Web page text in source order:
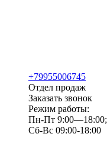
+79955006745
Отдел продаж
Заказать звонок
Режим работы:
Пн-Пт 9:00—18:00;
Сб-Вс 09:00-18:00